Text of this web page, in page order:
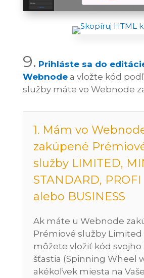
9. Prihláste sa do
Webnode a vložte kód
služby máte vo Webnode
1. Mám vo
zakúpené
služby LIMITED,
STANDARD, PROFI
alebo BUSINESS
Ak máte u Webnode
Prémiové služby Limited
môžete vložiť kód svojho
šťastia (Spinning Wheel
akékoľvek miesta na